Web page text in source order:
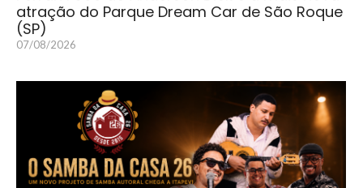
atração do Parque Dream Car de São Roque
(SP)
07/08/2026